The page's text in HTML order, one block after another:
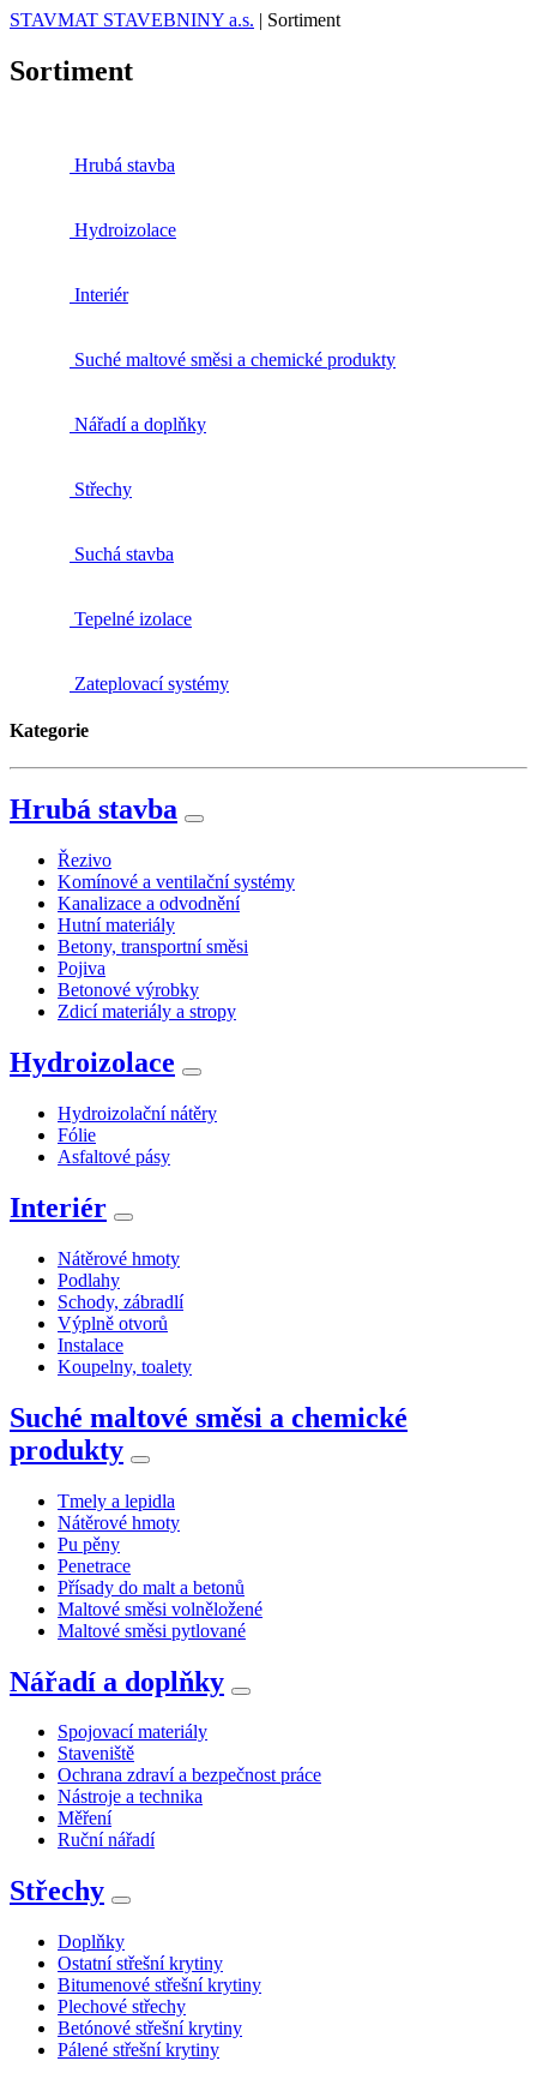
STAVMAT STAVEBNINY a.s. | Sortiment
Sortiment
Hrubá stavba
Hydroizolace
Interiér
Suché maltové směsi a chemické produkty
Nářadí a doplňky
Střechy
Suchá stavba
Tepelné izolace
Zateplovací systémy
Kategorie
Hrubá stavba
Řezivo
Komínové a ventilační systémy
Kanalizace a odvodnění
Hutní materiály
Betony, transportní směsi
Pojiva
Betonové výrobky
Zdicí materiály a stropy
Hydroizolace
Hydroizolační nátěry
Fólie
Asfaltové pásy
Interiér
Nátěrové hmoty
Podlahy
Schody, zábradlí
Výplně otvorů
Instalace
Koupelny, toalety
Suché maltové směsi a chemické
produkty
Tmely a lepidla
Nátěrové hmoty
Pu pěny
Penetrace
Přísady do malt a betonů
Maltové směsi volněložené
Maltové směsi pytlované
Nářadí a doplňky
Spojovací materiály
Staveniště
Ochrana zdraví a bezpečnost práce
Nástroje a technika
Měření
Ruční nářadí
Střechy
Doplňky
Ostatní střešní krytiny
Bitumenové střešní krytiny
Plechové střechy
Betónové střešní krytiny
Pálené střešní krytiny